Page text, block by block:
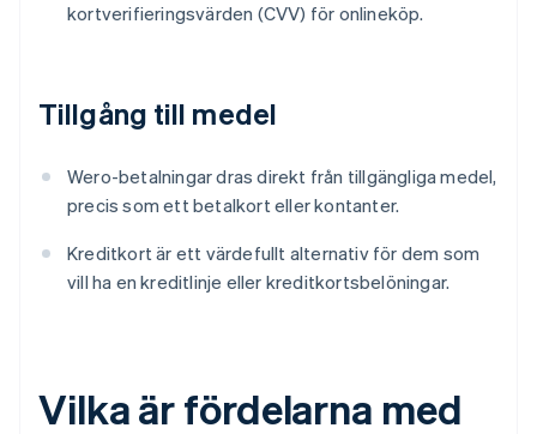
kortverifieringsvärden (CVV) för onlineköp.
Tillgång till medel
Wero-betalningar dras direkt från tillgängliga medel,
precis som ett betalkort eller kontanter.
Kreditkort är ett värdefullt alternativ för dem som
vill ha en kreditlinje eller kreditkortsbelöningar.
Vilka är fördelarna med